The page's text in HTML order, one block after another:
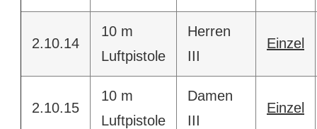
2.10.14
10 m
Luftpistole
Herren
III
Einzel
2.10.15
10 m
Luftpistole
Damen
III
Einzel